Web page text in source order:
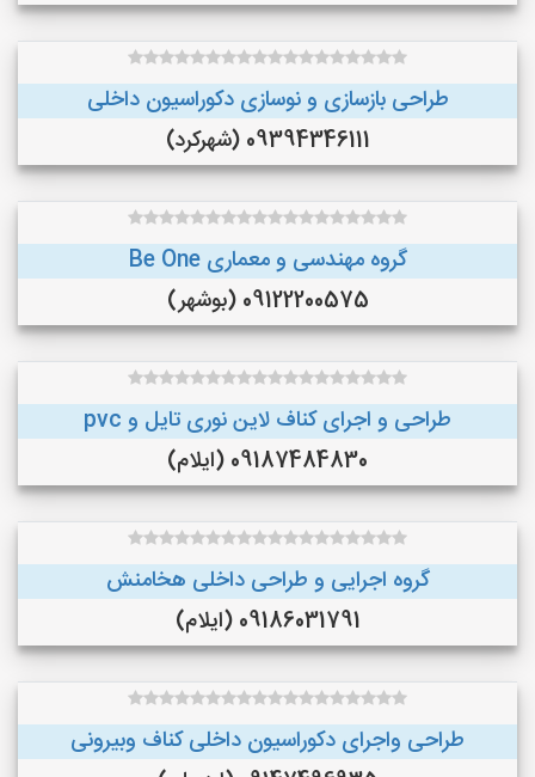
طراحی بازسازی و نوسازی دکوراسیون داخلی
09394346111 (شهرکرد)
گروه مهندسی و معماری Be One
09122200575 (بوشهر)
طراحی و اجرای کناف لاین نوری تایل و pvc
09187484830 (ایلام)
گروه اجرایی و طراحی داخلی هخامنش
09186031791 (ایلام)
طراحی واجرای دکوراسیون داخلی کناف وبیرونی